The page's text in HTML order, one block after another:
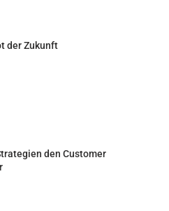
der Zukunft
den Customer